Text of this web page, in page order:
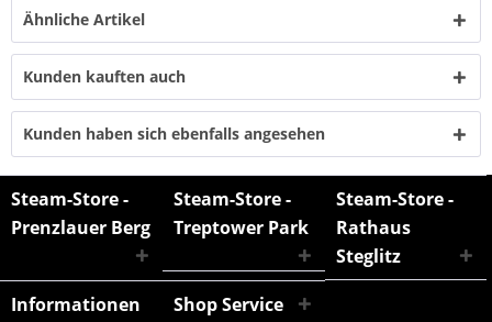
Ähnliche Artikel
Kunden kauften auch
Kunden haben sich ebenfalls angesehen
Steam-Store -
Prenzlauer Berg
Steam-Store -
Treptower Park
Steam-Store -
Rathaus
Steglitz
Informationen
Shop Service